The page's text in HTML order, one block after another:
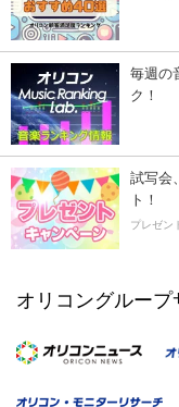
毎週の
ク！
試写会
ト！
プレゼン
オリコングループ